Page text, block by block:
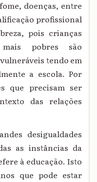
doenças, entre
profissional
, pois crianças
pobres são
tendo em
a escola. Por
que precisam ser
das relações
desigualdades
as instâncias da
à educação. Isto
que pode estar